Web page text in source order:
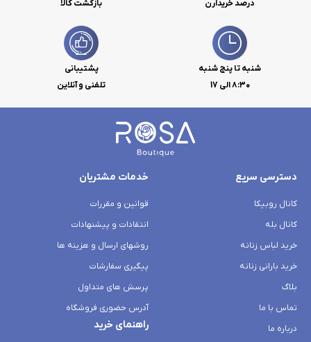
درصد خریدارن
بازگشت کالا
شنبه تا پنج شنبه
۸:۳۰ الی 17
پشتیبانی
تلفنی و آنلاین
دسترسی سریع
کانال روبیکا
کانال بله
خرید لباس زنانه
خرید بارانی زنانه
بلاگ
تماس با ما
درباره ما
خدمات مشتریان
قوانین و مقررات
انتقادات و پیشنهادات
روشهای ارسال و هزینه ها
پیگیری سفارشات
پرسش های متداول
آدرس حضوری فروشگاه
راهنمای خرید